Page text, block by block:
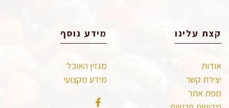
קצת עלינו
אודות
יצירת קשר
מפת אתר
מידע נוסף
מגזין האוכל
מידע מקצועי